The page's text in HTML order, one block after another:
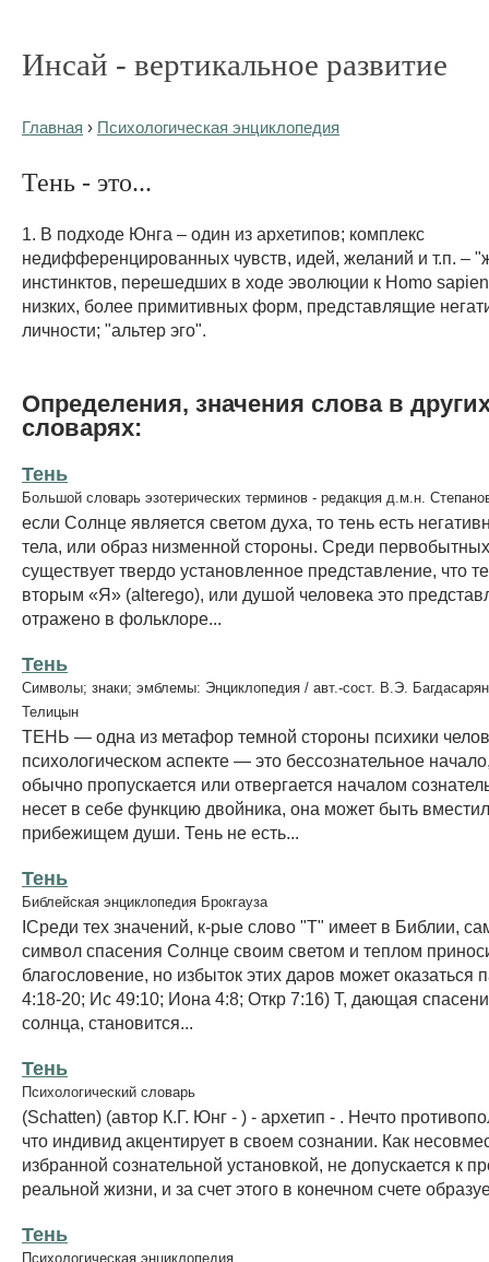
Инсай - вертикальное развитие
Главная › Психологическая энциклопедия
Тень - это...
1. В подходе Юнга – один из архетипов; комплекс
недифференцированных чувств, идей, желаний и т.п. –
инстинктов, перешедших в ходе эволюции к Homo
низких, более примитивных форм, представлящие
личности; "альтер эго".
Определения, значения слова в
словарях:
Тень
Большой словарь эзотерических терминов - редакция д.м.н.
если Солнце является светом духа, то тень есть
тела, или образ низменной стороны. Среди
существует твердо установленное представление, что
вторым «Я» (alterego), или душой человека это
отражено в фольклоре...
Тень
Символы; знаки; эмблемы: Энциклопедия / авт.-сост. В.Э.
Телицын
ТЕНЬ — одна из метафор темной стороны психики
психологическом аспекте — это бессознательное
обычно пропускается или отвергается началом
несет в себе функцию двойника, она может быть
прибежищем души. Тень не есть...
Тень
Библейская энциклопедия Брокгауза
IСреди тех значений, к-рые слово "Т" имеет в Библии,
символ спасения Солнце своим светом и теплом
благословение, но избыток этих даров может оказаться
4:18-20; Ис 49:10; Иона 4:8; Откр 7:16) Т, дающая
солнца, становится...
Тень
Психологический словарь
(Schatten) (автор К.Г. Юнг - ) - архетип - . Нечто
что индивид акцентирует в своем сознании. Как
избранной сознательной установкой, не допускается к
реальной жизни, и за счет этого в конечном счете
Тень
Психологическая энциклопедия